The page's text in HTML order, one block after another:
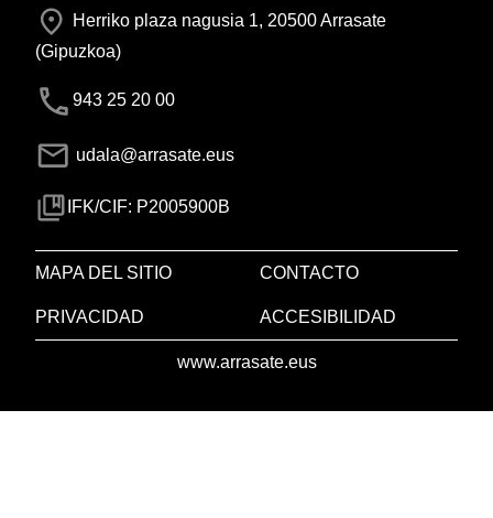
Herriko plaza nagusia 1, 20500 Arrasate
(Gipuzkoa)
943 25 20 00
udala@arrasate.eus
IFK/CIF: P2005900B
MAPA DEL SITIO CONTACTO
PRIVACIDAD ACCESIBILIDAD
www.arrasate.eus